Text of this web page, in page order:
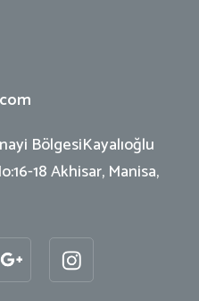
BölgesiKayalıoğlu
18Akhisar, Manisa,